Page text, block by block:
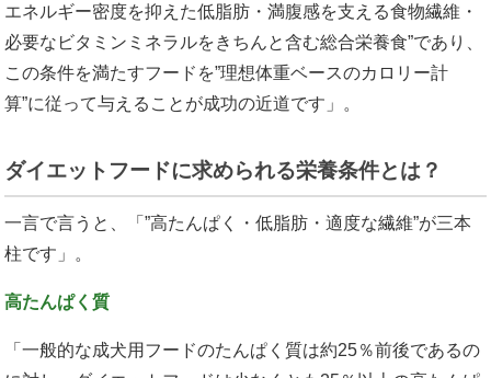
エネルギー密度を抑えた低脂肪・満腹感を支える食物繊維・
必要なビタミンミネラルをきちんと含む総合栄養食”であり、
この条件を満たすフードを”理想体重ベースのカロリー計
算”に従って与えることが成功の近道です」。
ダイエットフードに求められる栄養条件とは？
一言で言うと、「”高たんぱく・低脂肪・適度な繊維”が三本
柱です」。
高たんぱく質
「一般的な成犬用フードのたんぱく質は約25％前後であるの